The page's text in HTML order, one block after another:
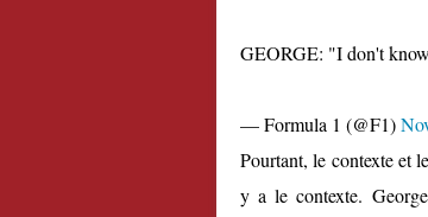
GEORGE: "I don't
— Formula 1 (@F1)
Pourtant, le contexte et
y a le contexte.